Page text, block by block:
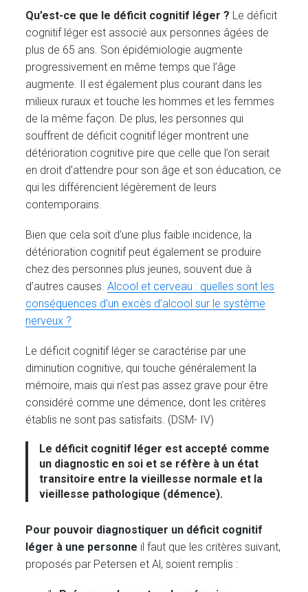
Qu’est-ce que le déficit cognitif léger ? Le déficit
cognitif léger est associé aux personnes âgées de
plus de 65 ans. Son épidémiologie augmente
progressivement en même temps que l’âge
augmente. Il est également plus courant dans les
milieux ruraux et touche les hommes et les femmes
de la même façon. De plus, les personnes qui
souffrent de déficit cognitif léger montrent une
détérioration cognitive pire que celle que l’on serait
en droit d’attendre pour son âge et son éducation, ce
qui les différencient légèrement de leurs
contemporains.
Bien que cela soit d’une plus faible incidence, la
détérioration cognitif peut également se produire
chez des personnes plus jeunes, souvent due à
d’autres causes.Alcool et cerveau : quelles sont les
conséquences d’un excès d’alcool sur le système
nerveux ?
Le déficit cognitif léger se caractérise par une
diminution cognitive, qui touche généralement la
mémoire, mais qui n’est pas assez grave pour être
considéré comme une démence, dont les critères
établis ne sont pas satisfaits. (DSM- IV)
Le déficit cognitif léger est accepté comme
un diagnostic en soi et se réfère à un état
transitoire entre la vieillesse normale et la
vieillesse pathologique (démence).
Pour pouvoir diagnostiquer un déficit cognitif
léger à une personne il faut que les critères suivant,
proposés par Petersen et Al, soient remplis :